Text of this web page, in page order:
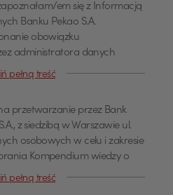
em się z Informacją
Banku Pekao S.A.
obowiązku
administratora danych
Parlamentu
danych osobowych
przepływu takich danych
95/46/WE.
pełną treść
przetwarzanie przez Bank
z siedzibą w Warszawie ul.
osobowych w celu i zakresie
Kompendium wiedzy o
pełną treść